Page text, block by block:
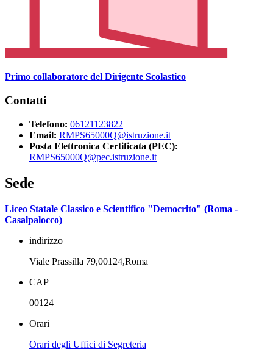
Primo collaboratore del Dirigente Scolastico
Contatti
Telefono: 06121123822
Email: RMPS65000Q@istruzione.it
Posta Elettronica Certificata (PEC):
RMPS65000Q@pec.istruzione.it
Sede
Liceo Statale Classico e Scientifico "Democrito" (Roma -
Casalpalocco)
indirizzo
Viale Prassilla 79,00124,Roma
CAP
00124
Orari
Orari degli Uffici di Segreteria